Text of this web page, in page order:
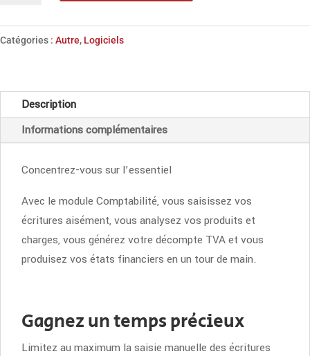
Comptabilité
Catégories : Autre, Logiciels
Description
Informations complémentaires
Concentrez-vous sur l’essentiel
Avec le module Comptabilité, vous saisissez vos
écritures aisément, vous analysez vos produits et
charges, vous générez votre décompte TVA et vous
produisez vos états financiers en un tour de main.
Gagnez un temps précieux
Limitez au maximum la saisie manuelle des écritures